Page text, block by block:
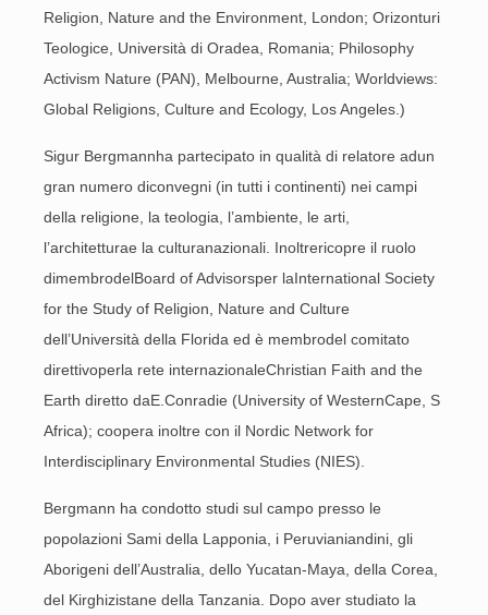
Religion, Nature and the Environment, London; Orizonturi
Teologice, Università di Oradea, Romania; Philosophy
Activism Nature (PAN), Melbourne, Australia; Worldviews:
Global Religions, Culture and Ecology, Los Angeles.)
Sigur Bergmannha partecipato in qualità di relatore adun
gran numero diconvegni (in tutti i continenti) nei campi
della religione, la teologia, l’ambiente, le arti,
l’architetturae la culturanazionali. Inoltrericopre il ruolo
dimembrodelBoard of Advisorsper laInternational Society
for the Study of Religion, Nature and Culture
dell’Università della Florida ed è membrodel comitato
direttivoperla rete internazionaleChristian Faith and the
Earth diretto daE.Conradie (University of WesternCape, S
Africa); coopera inoltre con il Nordic Network for
Interdisciplinary Environmental Studies (NIES).
Bergmann ha condotto studi sul campo presso le
popolazioni Sami della Lapponia, i Peruvianiandini, gli
Aborigeni dell’Australia, dello Yucatan-Maya, della Corea,
del Kirghizistane della Tanzania. Dopo aver studiato la